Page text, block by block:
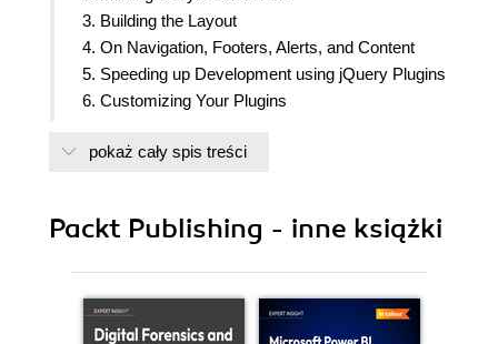
3. Building the Layout
4. On Navigation, Footers, Alerts, and Content
5. Speeding up Development using jQuery Plugins
6. Customizing Your Plugins
8. Optimizing Your Website
pokaż cały spis treści
Packt Publishing - inne książki